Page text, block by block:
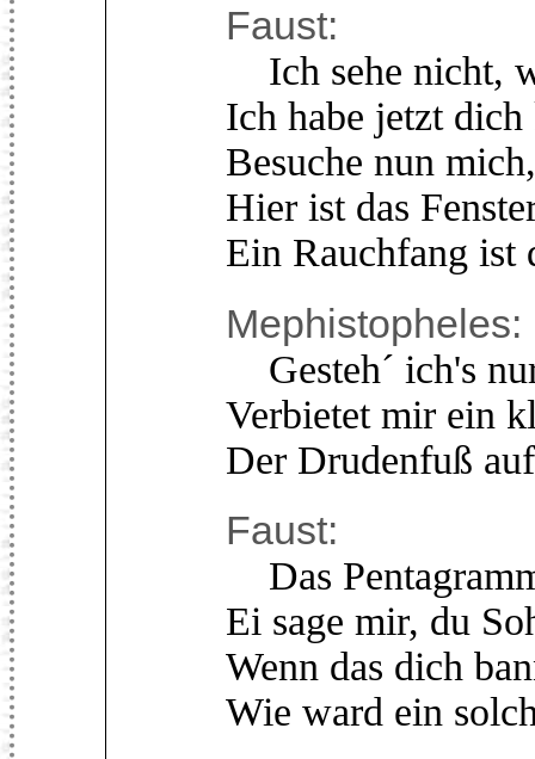
Faust:
Ich sehe nicht,
Ich habe jetzt dich
Besuche nun
Hier ist das
Ein Rauchfang ist
Mephistopheles:
Gesteh´ ich's
Verbietet mir ein
Der Drudenfuß
Faust:
Das
Ei sage mir, du
Wenn das dich
Wie ward ein